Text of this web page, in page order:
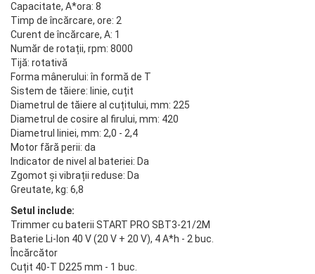
Capacitate, A*ora: 8
Timp de încărcare, ore: 2
Curent de încărcare, A: 1
Număr de rotații, rpm: 8000
Tijă: rotativă
Forma mânerului: în formă de T
Sistem de tăiere: linie, cuțit
Diametrul de tăiere al cuțitului, mm: 225
Diametrul de cosire al firului, mm: 420
Diametrul liniei, mm: 2,0 - 2,4
Motor fără perii: da
Indicator de nivel al bateriei: Da
Zgomot și vibrații reduse: Da
Greutate, kg: 6,8
Setul include:
Trimmer cu baterii START PRO SBT3-21/2M
Baterie Li-Ion 40 V (20 V + 20 V), 4 A*h - 2 buc.
Încărcător
Cuțit 40-T D225 mm - 1 buc.